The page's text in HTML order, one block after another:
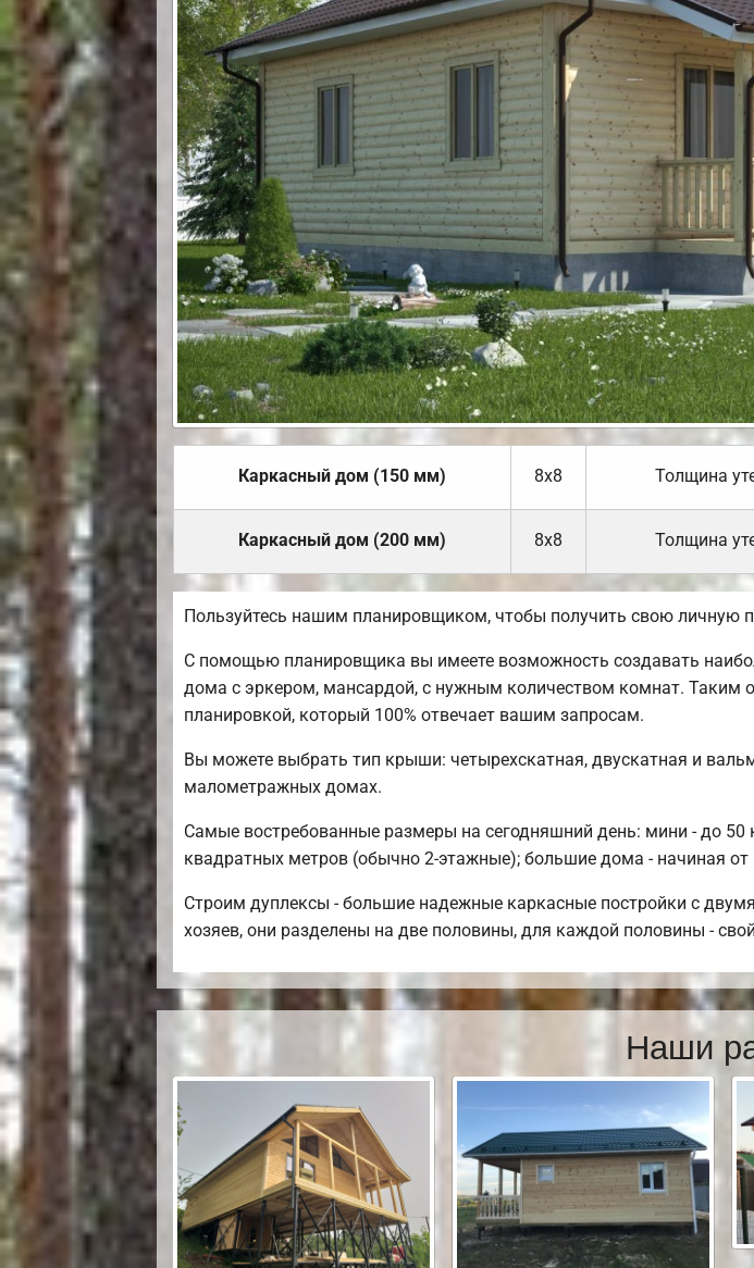
Каркасный дом (150 мм) 8х8 Толщина
Каркасный дом (200 мм) 8х8 Толщина
Пользуйтесь нашим планировщиком, чтобы получить свою личную
С помощью планировщика вы имеете возможность создавать
дома с эркером, мансардой, с нужным количеством комнат. Таким
планировкой, который 100% отвечает вашим запросам.
Вы можете выбрать тип крыши: четырехскатная, двускатная и
малометражных домах.
Самые востребованные размеры на сегодняшний день: мини - до
квадратных метров (обычно 2-этажные); большие дома - начиная от
Строим дуплексы - большие надежные каркасные постройки с
хозяев, они разделены на две половины, для каждой половины -
Наши